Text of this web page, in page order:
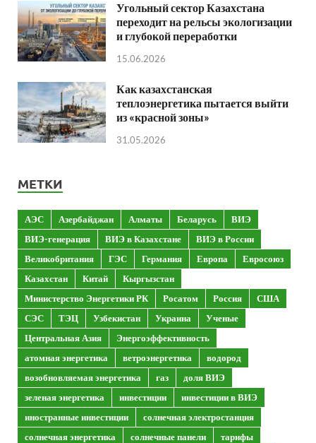
Угольный сектор Казахстана
переходит на рельсы экологизации
и глубокой переработки
15.06.2026
Как казахстанская
теплоэнергетика пытается выйти
из «красной зоны»
31.05.2026
МЕТКИ
АЭС Азербайджан Алматы Беларусь
ВИЭ
ВИЭ-генерация
ВИЭ в Казахстане
ВИЭ в России
Великобритания
ГЭС Германия Европа
Евросоюз
Казахстан
Китай
Кыргызстан
Министерство Энергетики РК
Росатом Россия
США
СЭС
ТЭЦ Узбекистан Украина
Ученые
Центральная Азия
Энергоэффективность
атомная энергетика
ветроэнергетика
водород
возобновляемая энергетика
газ
доля ВИЭ
зеленая энергетика
инвестиции
инвестиции в ВИЭ
иностранные инвестиции
солнечная электростанция
солнечная энергетика
солнечные панели
тарифы